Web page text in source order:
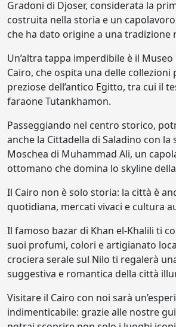
Gradoni di Djoser, considerata la
costruita nella storia e un
che ha dato origine a una tradizione
Un’altra tappa imperdibile è il Museo
Cairo, che ospita una delle
preziose dell’antico Egitto, tra cui il
faraone Tutankhamon.
Passeggiando nel centro storico,
anche la Cittadella di Saladino con la
Moschea di Muhammad Ali, un
ottomano che domina lo skyline
Il Cairo non è solo storia: la città è
quotidiana, mercati vivaci e cultura
Il famoso bazar di Khan el-Khalili ti
suoi profumi, colori e artigianato
crociera serale sul Nilo ti regalerà
suggestiva e romantica della città
Visitare il Cairo con noi sarà
indimenticabile: grazie alle nostre